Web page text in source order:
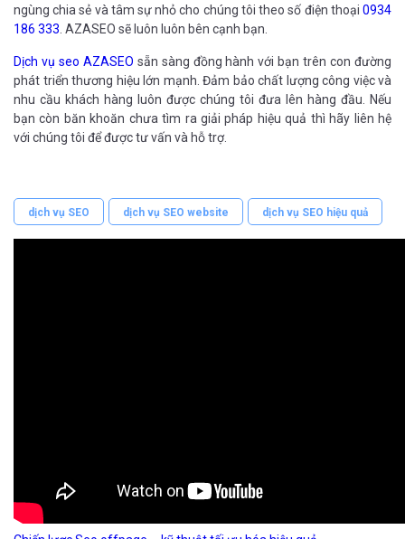
ngùng chia sẻ và tâm sự nhỏ cho chúng tôi theo số điện thoại 0934
186 333. AZASEO sẽ luôn luôn bên cạnh bạn.
Dịch vụ seo AZASEO sẵn sàng đồng hành với bạn trên con đường
phát triển thương hiệu lớn mạnh. Đảm bảo chất lượng công việc và
nhu cầu khách hàng luôn được chúng tôi đưa lên hàng đầu. Nếu
bạn còn băn khoăn chưa tìm ra giải pháp hiệu quả thì hãy liên hệ
với chúng tôi để được tư vấn và hỗ trợ.
dịch vụ SEO dịch vụ SEO website dịch vụ SEO hiệu quả